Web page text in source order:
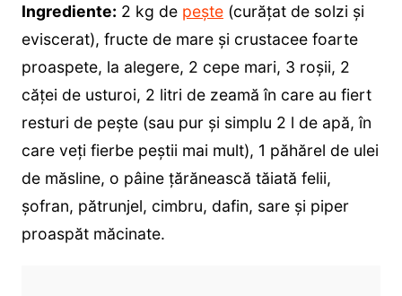
Ingrediente: 2 kg de peşte(curăţat de solzi şi
eviscerat), fructe de mare și crustacee foarte
proaspete, la alegere, 2 cepe mari, 3 roşii, 2
căţei de usturoi, 2 litri de zeamă în care au fiert
resturi de peşte (sau pur și simplu 2 l de apă, în
care veți fierbe peștii mai mult), 1 păhărel de ulei
de măsline, o pâine ţărănească tăiată felii,
șofran, pătrunjel, cimbru, dafin, sare şi piper
proaspăt măcinate.